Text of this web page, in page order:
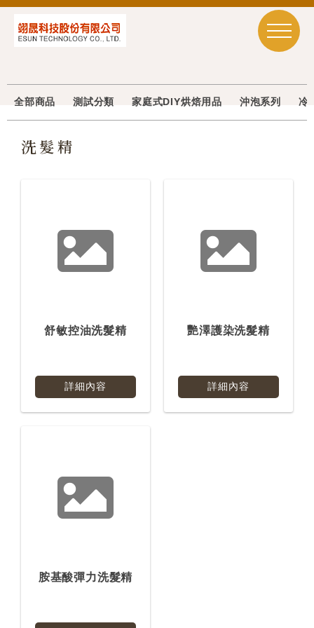
全部商品 測試分類 家庭式DIY烘焙用品 沖泡系列 冷
洗髮精
舒敏控油洗髮精
詳細內容
艷澤護染洗髮精
詳細內容
胺基酸彈力洗髮精